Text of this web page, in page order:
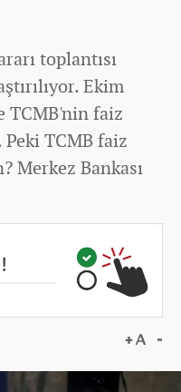
toplantısı
Ekim
TCMB'nin faiz
TCMB faiz
Merkez Bankası